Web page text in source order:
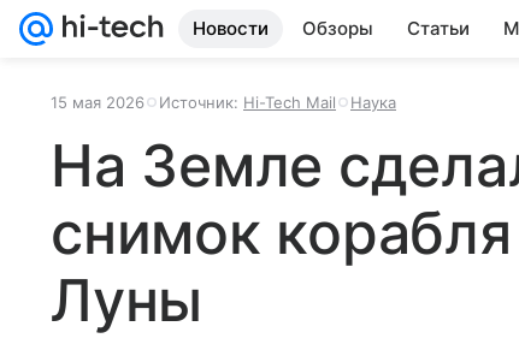
Новости Обзоры Статьи
15 мая 2026 Источник: Hi-Tech Mail Наука
На Земле
снимок
Луны